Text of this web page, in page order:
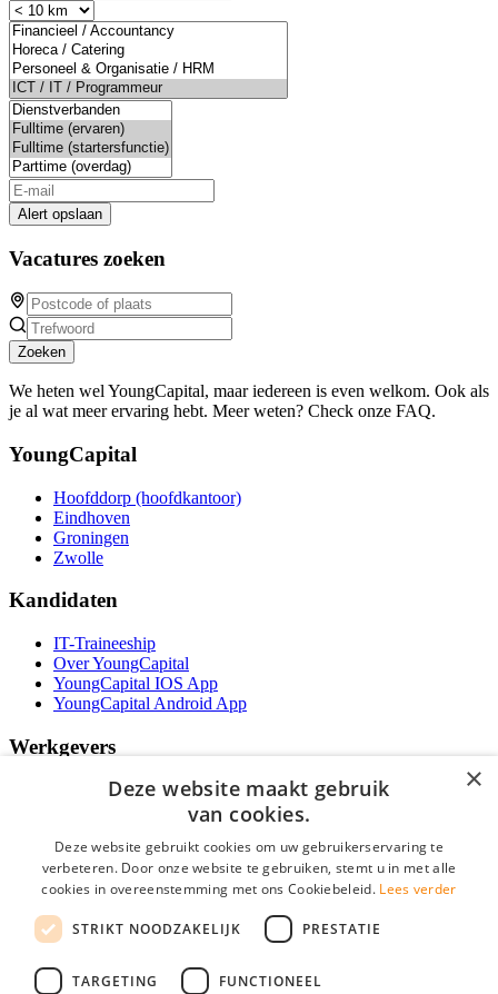
Alert opslaan
Vacatures zoeken
Zoeken
We heten wel YoungCapital, maar iedereen is even welkom. Ook als
je al wat meer ervaring hebt. Meer weten? Check onze FAQ.
YoungCapital
Hoofddorp (hoofdkantoor)
Eindhoven
Groningen
Zwolle
Kandidaten
IT-Traineeship
Over YoungCapital
YoungCapital IOS App
YoungCapital Android App
Werkgevers
Het concept
Contractvormen
Brochure aanvragen
Vacature aanmelden
F.A.Q.
×
Deze website maakt gebruik
van cookies.
Deze website gebruikt cookies om uw gebruikerservaring te
verbeteren. Door onze website te gebruiken, stemt u in met alle
cookies in overeenstemming met ons Cookiebeleid. Lees verder
STRIKT NOODZAKELIJK PRESTATIE
TARGETING FUNCTIONEEL